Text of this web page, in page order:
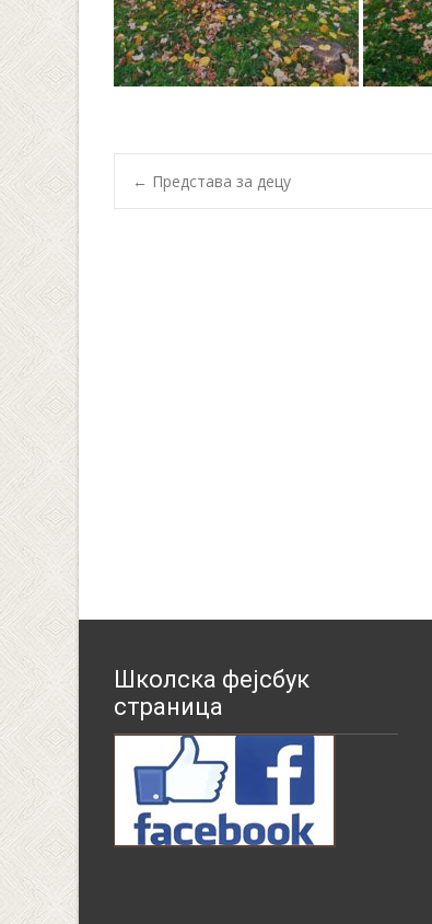
Post
← Представа за децу
Школска фејсбук
страница